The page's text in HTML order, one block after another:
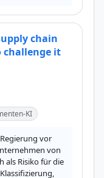
chain
challenge it
KI
vor
von
als Risiko für die